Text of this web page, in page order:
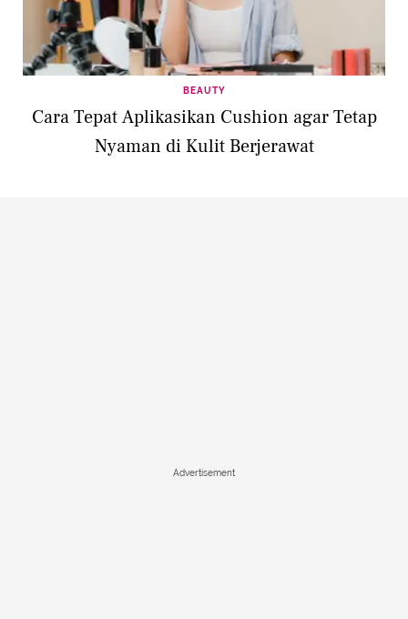
BEAUTY
Cara Tepat Aplikasikan Cushion agar Tetap
Nyaman di Kulit Berjerawat
Advertisement